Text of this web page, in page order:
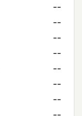
--
--
--
--
--
--
--